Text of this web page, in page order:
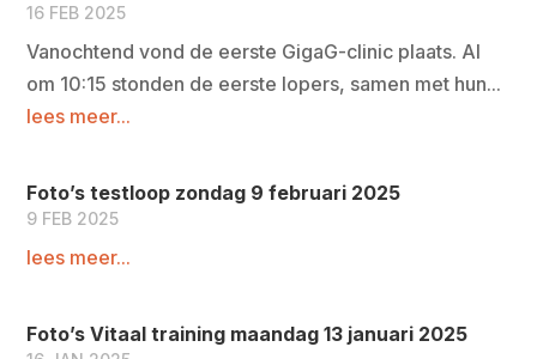
16 FEB 2025
Vanochtend vond de eerste GigaG-clinic plaats. Al
om 10:15 stonden de eerste lopers, samen met hun...
lees meer...
Foto’s testloop zondag 9 februari 2025
9 FEB 2025
lees meer...
Foto’s Vitaal training maandag 13 januari 2025